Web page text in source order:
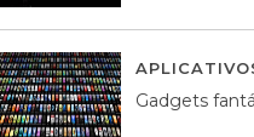
Gadgets